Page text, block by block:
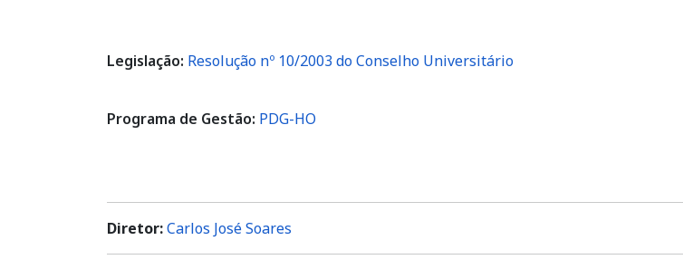
Legislação: Resolução nº 10/2003 do Conselho Universitário
Programa de Gestão: PDG-HO
Diretor:Carlos José Soares